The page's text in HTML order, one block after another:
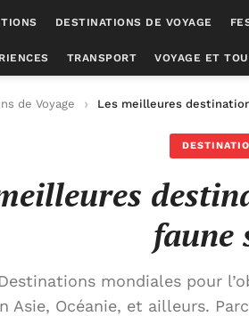
DESTINATIONS DE VOYAGE
TRANSPORT VOYAGE ET
de Voyage Les meilleures
faune
mondiales pour
Asie, Océanie, et ailleurs.